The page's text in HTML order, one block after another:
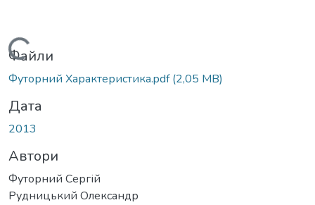
Вантажиться...
Файли
Футорний Характеристика.pdf(2,05 MB)
Дата
2013
Автори
Футорний Сергій
Рудницький Олександр